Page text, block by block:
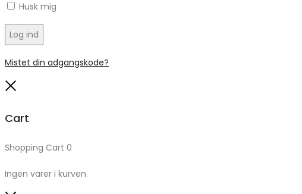
Husk mig
Log ind
Mistet din adgangskode?
Cart
Shopping Cart 0
Ingen varer i kurven.